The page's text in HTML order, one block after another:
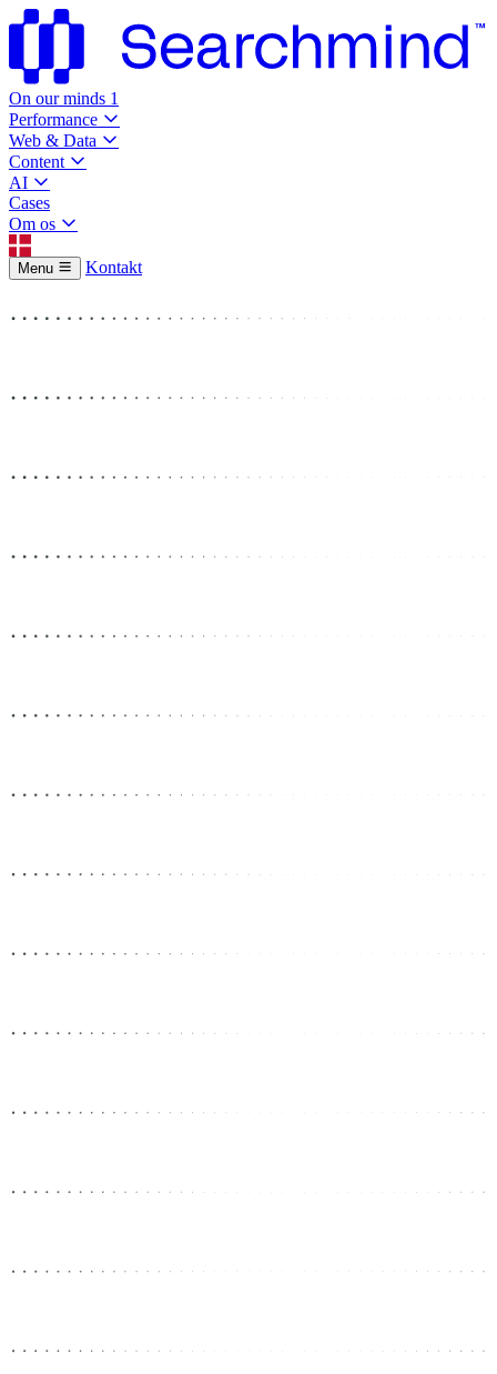
On our minds 1
Performance
Web & Data
Content
AI
Cases
Om os
Menu Kontakt